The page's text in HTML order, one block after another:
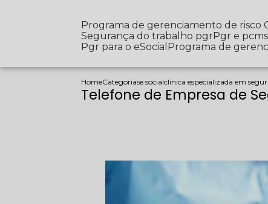
Programa de gerenciamento de risco
Segurança do trabalho pgr
Pgr e
Pgr para o eSocial
Programa de
HomeCategoriase socialclinica especializada em
Telefone de Empresa de